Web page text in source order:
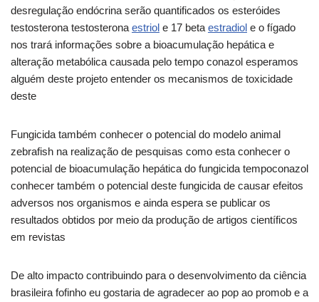
desregulação endócrina serão quantificados os esteróides
testosterona testosterona estriol e 17 beta estradiol e o fígado
nos trará informações sobre a bioacumulação hepática e
alteração metabólica causada pelo tempo conazol esperamos
alguém deste projeto entender os mecanismos de toxicidade
deste
Fungicida também conhecer o potencial do modelo animal
zebrafish na realização de pesquisas como esta conhecer o
potencial de bioacumulação hepática do fungicida tempoconazol
conhecer também o potencial deste fungicida de causar efeitos
adversos nos organismos e ainda espera se publicar os
resultados obtidos por meio da produção de artigos científicos
em revistas
De alto impacto contribuindo para o desenvolvimento da ciência
brasileira fofinho eu gostaria de agradecer ao pop ao promob e a